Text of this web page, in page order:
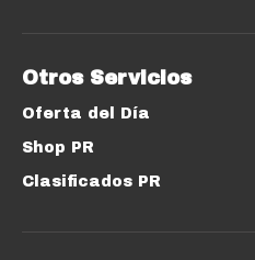
Otros Servicios
Oferta del Día
Shop PR
Clasificados PR